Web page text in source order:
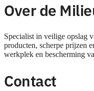
Over de
Specialist in veilige opslag
producten, scherpe prijzen
werkplek en bescherming
Contact